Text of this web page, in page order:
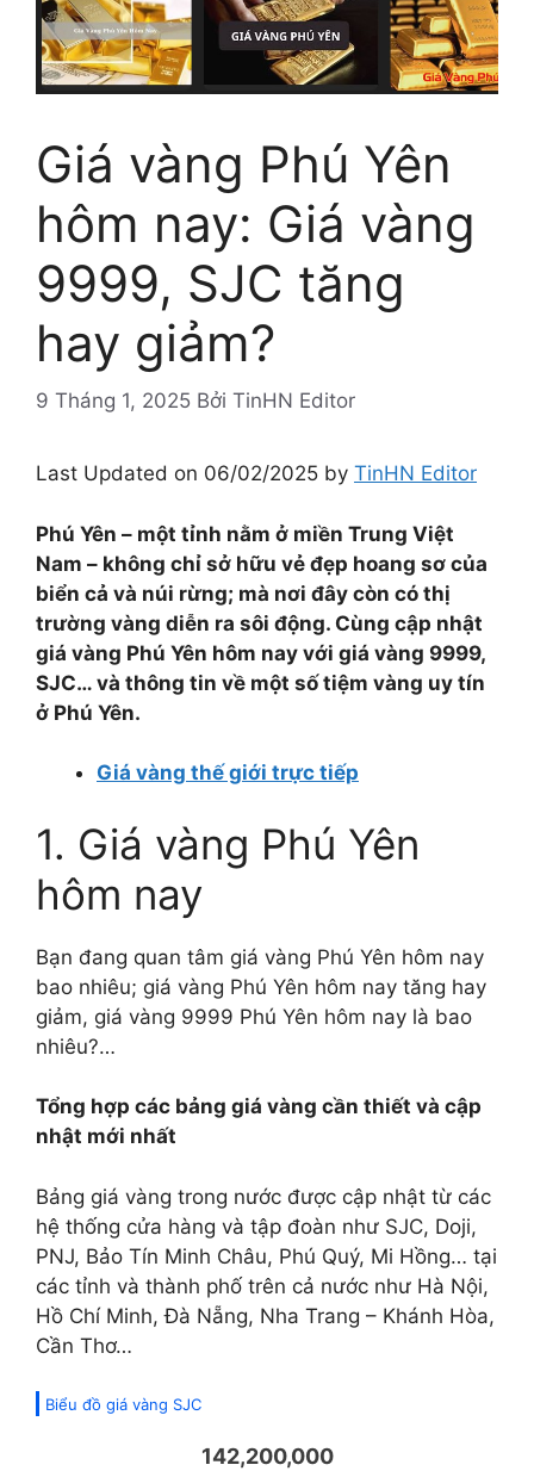
Giá vàng Phú Yên
hôm nay: Giá vàng
9999, SJC tăng
hay giảm?
9 Tháng 1, 2025 Bởi TinHN Editor
Last Updated on 06/02/2025 by TinHN Editor
Phú Yên – một tỉnh nằm ở miền Trung Việt
Nam – không chỉ sở hữu vẻ đẹp hoang sơ của
biển cả và núi rừng; mà nơi đây còn có thị
trường vàng diễn ra sôi động. Cùng cập nhật
giá vàng Phú Yên hôm nay với giá vàng 9999,
SJC… và thông tin về một số tiệm vàng uy tín
ở Phú Yên.
Giá vàng thế giới trực tiếp
1. Giá vàng Phú Yên
hôm nay
Bạn đang quan tâm giá vàng Phú Yên hôm nay
bao nhiêu; giá vàng Phú Yên hôm nay tăng hay
giảm, giá vàng 9999 Phú Yên hôm nay là bao
nhiêu?…
Tổng hợp các bảng giá vàng cần thiết và cập
nhật mới nhất
Bảng giá vàng trong nước được cập nhật từ các
hệ thống cửa hàng và tập đoàn như SJC, Doji,
PNJ, Bảo Tín Minh Châu, Phú Quý, Mi Hồng… tại
các tỉnh và thành phố trên cả nước như Hà Nội,
Hồ Chí Minh, Đà Nẵng, Nha Trang – Khánh Hòa,
Cần Thơ…
Biểu đồ giá vàng SJC
142,200,000